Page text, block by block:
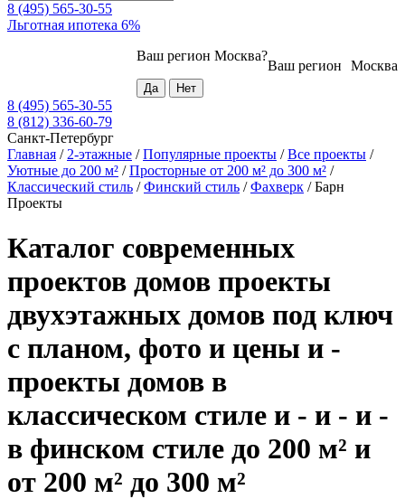
8 (495) 565-30-55
Льготная ипотека 6%
Москва
Ваш регион
Ваш регион Москва?
8 (495) 565-30-55
8 (812) 336-60-79
Санкт-Петербург
Главная / 2-этажные /Популярные проекты /Все проекты /
Уютные до 200 м² /Просторные от 200 м² до 300 м² /
Классический стиль /Финский стиль /Фахверк /Барн
Проекты
Каталог современных
проектов домов проекты
двухэтажных домов под ключ
с планом, фото и цены и -
проекты домов в
классическом стиле и - и - и -
в финском стиле до 200 м² и
от 200 м² до 300 м²